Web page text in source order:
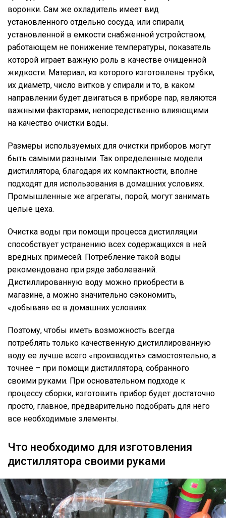
воронки. Сам же охладитель имеет вид
установленного отдельно сосуда, или спирали,
установленной в емкости снабженной устройством,
работающем не понижение температуры, показатель
которой играет важную роль в качестве очищенной
жидкости. Материал, из которого изготовлены трубки,
их диаметр, число витков у спирали и то, в каком
направлении будет двигаться в приборе пар, являются
важными факторами, непосредственно влияющими
на качество очистки воды.
Размеры используемых для очистки приборов могут
быть самыми разными. Так определенные модели
дистиллятора, благодаря их компактности, вполне
подходят для использования в домашних условиях.
Промышленные же агрегаты, порой, могут занимать
целые цеха.
Очистка воды при помощи процесса дистилляции
способствует устранению всех содержащихся в ней
вредных примесей. Потребление такой воды
рекомендовано при ряде заболеваний.
Дистиллированную воду можно приобрести в
магазине, а можно значительно сэкономить,
«добывая» ее в домашних условиях.
Поэтому, чтобы иметь возможность всегда
потреблять только качественную дистиллированную
воду ее лучше всего «производить» самостоятельно, а
точнее – при помощи дистиллятора, собранного
своими руками. При основательном подходе к
процессу сборки, изготовить прибор будет достаточно
просто, главное, предварительно подобрать для него
все необходимые элементы.
Что необходимо для изготовления
дистиллятора своими руками